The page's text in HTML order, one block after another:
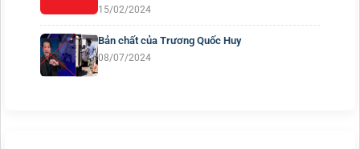
15/02/2024
Bản chất của Trương Quốc Huy
08/07/2024